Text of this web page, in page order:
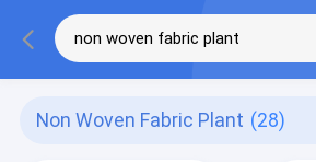
Non Woven Fabric Plant (28)